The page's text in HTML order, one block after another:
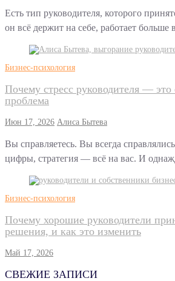
Есть тип руководителя, которого
он всё держит на себе, работает больше
Бизнес-психология
Почему стресс руководителя — это
проблема
Июн 17, 2026 Алиса Бытева
Вы справляетесь. Вы всегда
цифры, стратегия — всё на вас. И
Бизнес-психология
Почему хорошие руководители
решения, и как это изменить
Май 17, 2026
СВЕЖИЕ ЗАПИСИ